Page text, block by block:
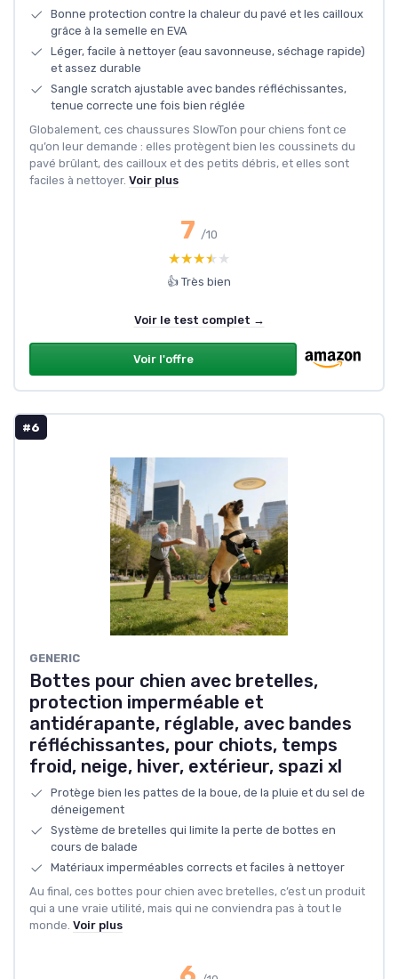
Bonne protection contre la chaleur du pavé et les cailloux
grâce à la semelle en EVA
Léger, facile à nettoyer (eau savonneuse, séchage rapide)
et assez durable
Sangle scratch ajustable avec bandes réfléchissantes,
tenue correcte une fois bien réglée
Globalement, ces chaussures SlowTon pour chiens font ce
qu’on leur demande : elles protègent bien les coussinets du
pavé brûlant, des cailloux et des petits débris, et elles sont
faciles à nettoyer. Voir plus
7 /10
★★★★★
★★★★★
👍 Très bien
Voir le test complet →
Voir l'offre
#6
GENERIC
Bottes pour chien avec bretelles,
protection imperméable et
antidérapante, réglable, avec bandes
réfléchissantes, pour chiots, temps
froid, neige, hiver, extérieur, spazi xl
Protège bien les pattes de la boue, de la pluie et du sel de
déneigement
Système de bretelles qui limite la perte de bottes en
cours de balade
Matériaux imperméables corrects et faciles à nettoyer
Au final, ces bottes pour chien avec bretelles, c’est un produit
qui a une vraie utilité, mais qui ne conviendra pas à tout le
monde. Voir plus